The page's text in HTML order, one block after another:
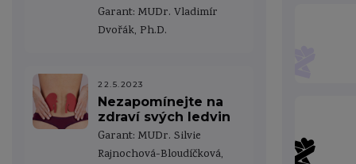
Garant: MUDr. Vladimír
Dvořák, Ph.D.
22.5.2023
Nezapomínejte na
zdraví svých ledvin
Garant: MUDr. Silvie
Rajnochová-Bloudíčková,